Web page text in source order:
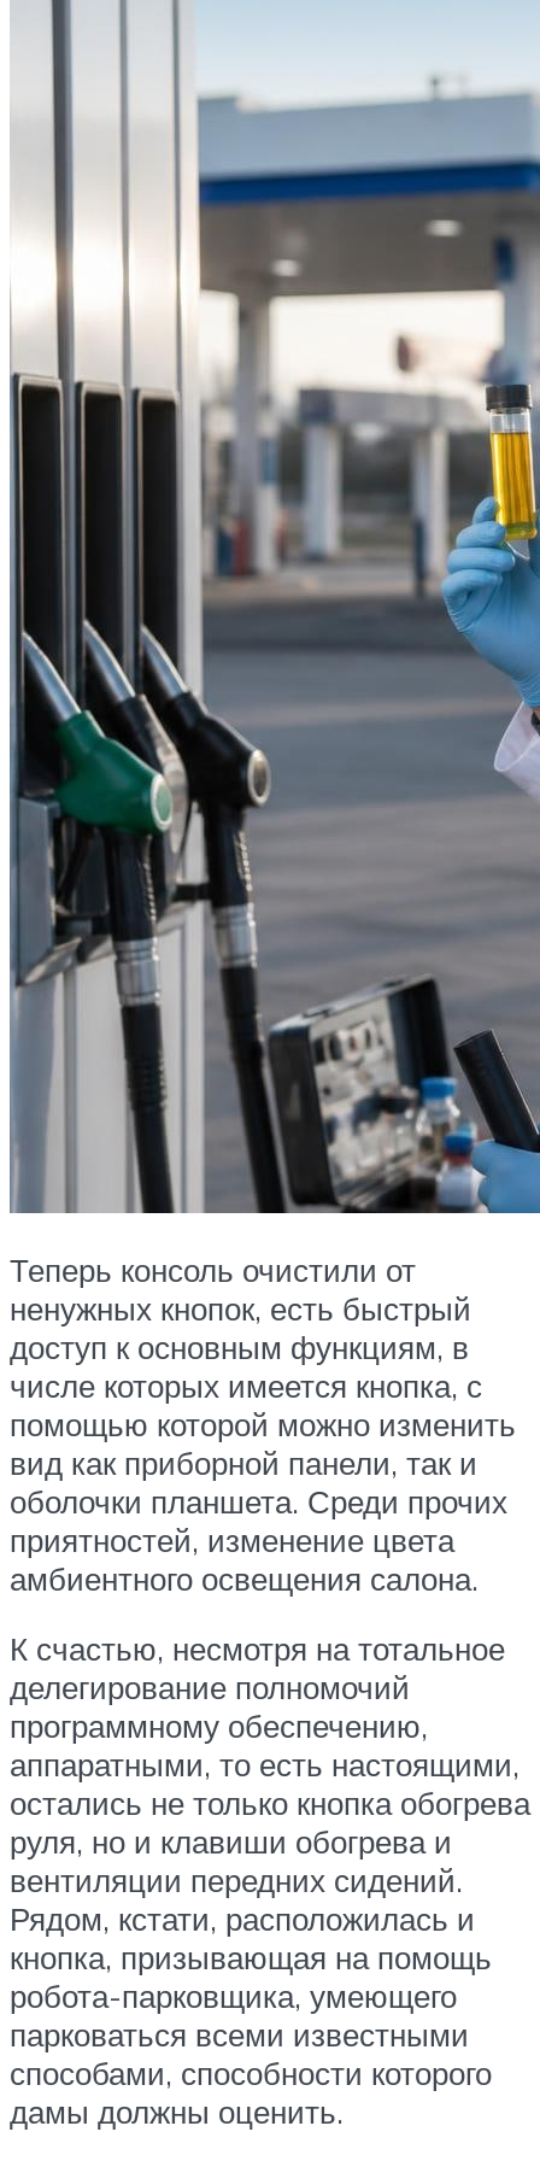
Теперь консоль очистили от
ненужных кнопок, есть быстрый
доступ к основным функциям, в
числе которых имеется кнопка, с
помощью которой можно изменить
вид как приборной панели, так и
оболочки планшета. Среди прочих
приятностей, изменение цвета
амбиентного освещения салона.
К счастью, несмотря на тотальное
делегирование полномочий
программному обеспечению,
аппаратными, то есть настоящими,
остались не только кнопка обогрева
руля, но и клавиши обогрева и
вентиляции передних сидений.
Рядом, кстати, расположилась и
кнопка, призывающая на помощь
робота-парковщика, умеющего
парковаться всеми известными
способами, способности которого
дамы должны оценить.